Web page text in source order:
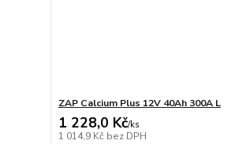
ZAP Calcium Plus 12V 40Ah 300A L
1 228,0 Kč/ks
1 014,9 Kč bez DPH